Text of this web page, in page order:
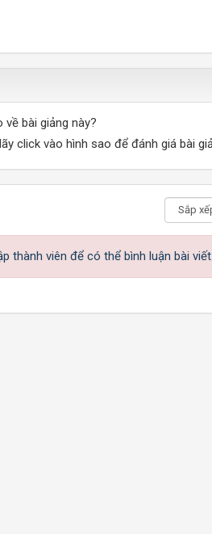
về bài giảng này?
click vào hình sao để đánh giá bài
thành viên để có thể bình luận bài